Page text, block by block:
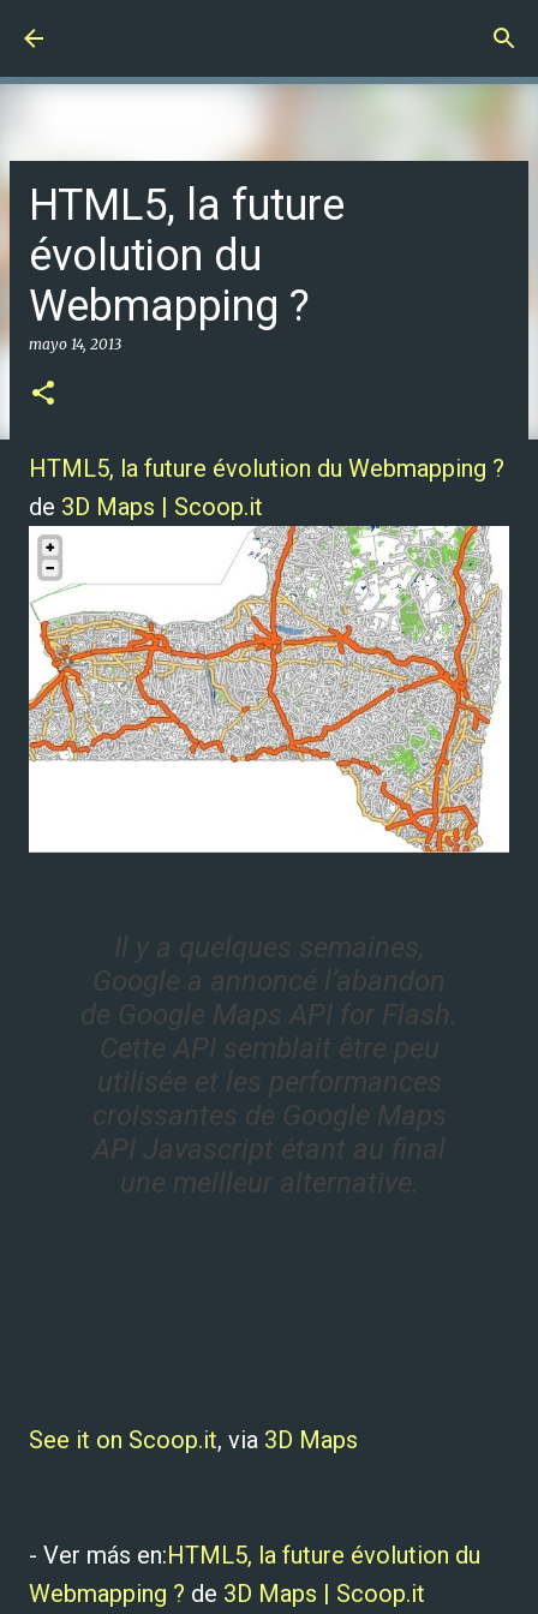
HTML5, la future
évolution du
Webmapping ?
mayo 14, 2013
HTML5, la future évolution du Webmapping ?
de 3D Maps | Scoop.it
Il y a quelques semaines,
Google a annoncé l’abandon
de Google Maps API for Flash.
Cette API semblait être peu
utilisée et les performances
croissantes de Google Maps
API Javascript étant au final
une meilleur alternative.
See it on Scoop.it, via 3D Maps
- Ver más en:HTML5, la future évolution du
Webmapping ? de 3D Maps | Scoop.it